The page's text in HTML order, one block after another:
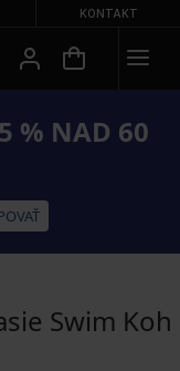
KONTAKT
% NAD 60
Swim Koh